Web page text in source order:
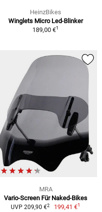
HeinzBikes
Winglets Micro Led-Blinker
189,00 €1
MRA
Vario-Screen Für Naked-Bikes
UVP 209,90 €2 199,41 €1